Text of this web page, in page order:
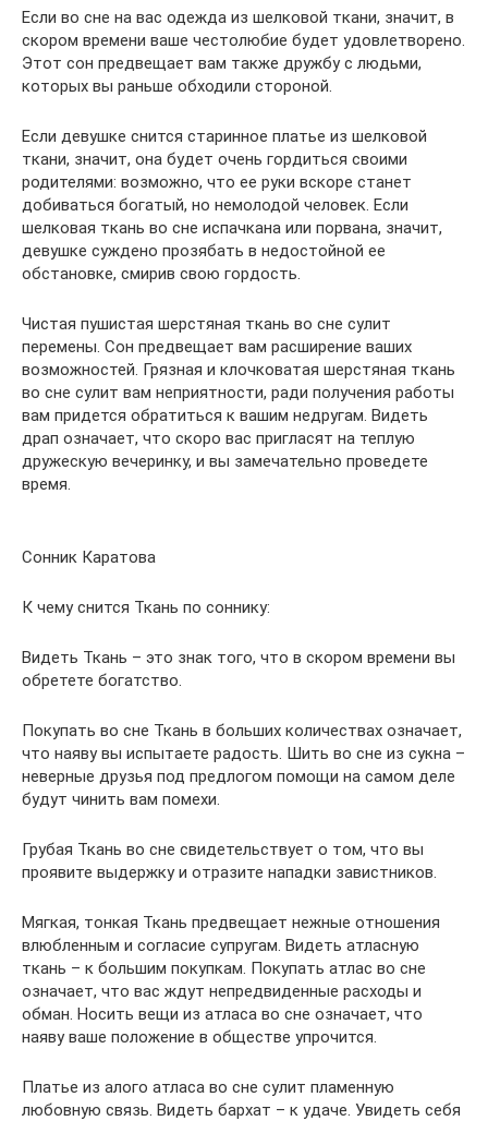
Если во сне на вас одежда из шелковой ткани, значит, в
скором времени ваше честолюбие будет удовлетворено.
Этот сон предвещает вам также дружбу с людьми,
которых вы раньше обходили стороной.
Если девушке снится старинное платье из шелковой
ткани, значит, она будет очень гордиться своими
родителями: возможно, что ее руки вскоре станет
добиваться богатый, но немолодой человек. Если
шелковая ткань во сне испачкана или порвана, значит,
девушке суждено прозябать в недостойной ее
обстановке, смирив свою гордость.
Чистая пушистая шерстяная ткань во сне сулит
перемены. Сон предвещает вам расширение ваших
возможностей. Грязная и клочковатая шерстяная ткань
во сне сулит вам неприятности, ради получения работы
вам придется обратиться к вашим недругам. Видеть
драп означает, что скоро вас пригласят на теплую
дружескую вечеринку, и вы замечательно проведете
время.
Сонник Каратова
К чему снится Ткань по соннику:
Видеть Ткань – это знак того, что в скором времени вы
обретете богатство.
Покупать во сне Ткань в больших количествах означает,
что наяву вы испытаете радость. Шить во сне из сукна –
неверные друзья под предлогом помощи на самом деле
будут чинить вам помехи.
Грубая Ткань во сне свидетельствует о том, что вы
проявите выдержку и отразите нападки завистников.
Мягкая, тонкая Ткань предвещает нежные отношения
влюбленным и согласие супругам. Видеть атласную
ткань – к большим покупкам. Покупать атлас во сне
означает, что вас ждут непредвиденные расходы и
обман. Носить вещи из атласа во сне означает, что
наяву ваше положение в обществе упрочится.
Платье из алого атласа во сне сулит пламенную
любовную связь. Видеть бархат – к удаче. Увидеть себя